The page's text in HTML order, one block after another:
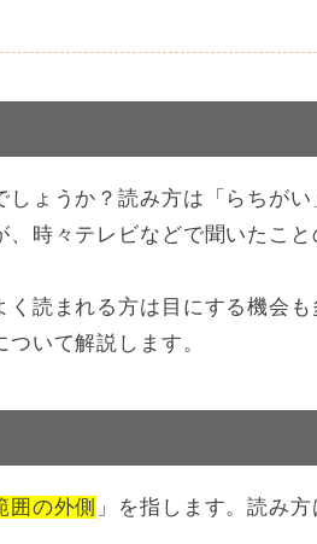
ょうか？読み方は「らちがい
時々テレビなどで聞いたこ
読まれる方は目にする機会も
いて解説します。
囲の外側 」を指します。読み